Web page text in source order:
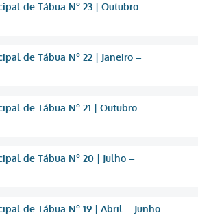
de Tábua Nº 23 | Outubro –
de Tábua Nº 22 | Janeiro –
de Tábua Nº 21 | Outubro –
de Tábua Nº 20 | Julho –
de Tábua Nº 19 | Abril – Junho